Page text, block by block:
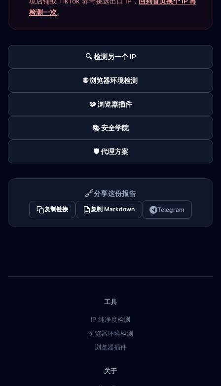
检测一次。
🔍 检测另一个 IP
🌐 浏览器环境检测
🧩 浏览器插件
📚 安全学院
🛡️ 代理方案
🔗分享这份报告
复制链接 复制 Markdown Telegram
工具
IP 纯净度检测
浏览器环境检测
浏览器插件
关于